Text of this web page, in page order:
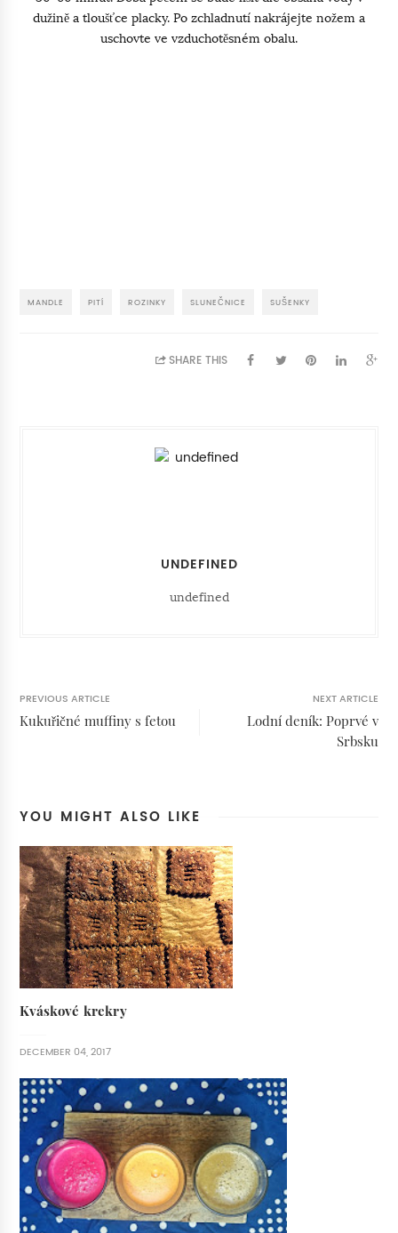
dužině a tloušťce placky. Po zchladnutí nakrájejte nožem a
uschovte ve vzduchotěsném obalu.
MANDLE PITÍ ROZINKY SLUNEČNICE SUŠENKY
SHARE THIS
UNDEFINED
undefined
PREVIOUS ARTICLE
Kukuřičné muffiny s fetou
NEXT ARTICLE
Lodní deník: Poprvé v
Srbsku
YOU MIGHT ALSO LIKE
Kváskové krekry
DECEMBER 04, 2017